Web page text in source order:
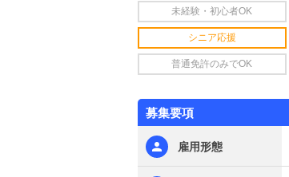
未経験・初心者OK
シニア応援
普通免許のみでOK
募集要項
雇用形態